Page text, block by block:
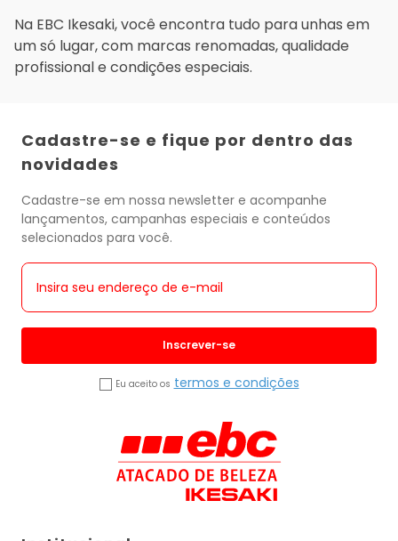
Na EBC Ikesaki, você encontra tudo para unhas em
um só lugar, com marcas renomadas, qualidade
profissional e condições especiais.
Cadastre-se e fique por dentro das
novidades
Cadastre-se em nossa newsletter e acompanhe
lançamentos, campanhas especiais e conteúdos
selecionados para você.
Inscrever-se
Eu aceito os termos e condições